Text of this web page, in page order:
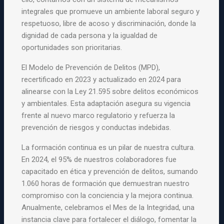
integrales que promueve un ambiente laboral seguro y
respetuoso, libre de acoso y discriminación,donde la
dignidad de cada persona y la igualdad de
oportunidades son prioritarias.
El Modelo de Prevención de Delitos (MPD),
recertificado en 2023 y actualizado en 2024 para
alinearse con la Ley 21.595 sobre delitos económicos
y ambientales. Esta adaptación asegura su vigencia
frente al nuevo marco regulatorio y refuerza la
prevención de riesgos yconductas indebidas.
La formación continua es un pilar de nuestra cultura.
En 2024, el 95% de nuestros colaboradores fue
capacitado en ética y prevención de delitos, sumando
1.060 horas de formación que demuestran nuestro
compromiso con la conciencia y la mejora continua.
Anualmente, celebramos el Mes de la Integridad, una
instancia clave para fortalecer el diálogo, fomentar la